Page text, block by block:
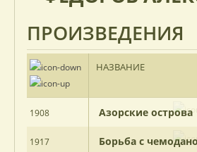
ПРОИЗВЕДЕНИЯ
НАЗВАНИЕ
1908 Азорские острова
1917 Борьба с